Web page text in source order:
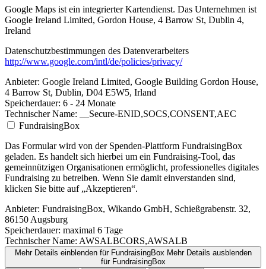
Google Maps ist ein integrierter Kartendienst. Das Unternehmen ist
Google Ireland Limited, Gordon House, 4 Barrow St, Dublin 4,
Ireland
Datenschutzbestimmungen des Datenverarbeiters
http://www.google.com/intl/de/policies/privacy/
Anbieter: Google Ireland Limited, Google Building Gordon House,
4 Barrow St, Dublin, D04 E5W5, Irland
Speicherdauer: 6 - 24 Monate
Technischer Name: __Secure-ENID,SOCS,CONSENT,AEC
FundraisingBox
Das Formular wird von der Spenden-Plattform FundraisingBox
geladen. Es handelt sich hierbei um ein Fundraising-Tool, das
gemeinnützigen Organisationen ermöglicht, professionelles digitales
Fundraising zu betreiben. Wenn Sie damit einverstanden sind,
klicken Sie bitte auf „Akzeptieren“.
Anbieter: FundraisingBox, Wikando GmbH, Schießgrabenstr. 32,
86150 Augsburg
Speicherdauer: maximal 6 Tage
Technischer Name: AWSALBCORS,AWSALB
Mehr Details einblendenfür FundraisingBox Mehr Details ausblenden
für FundraisingBox